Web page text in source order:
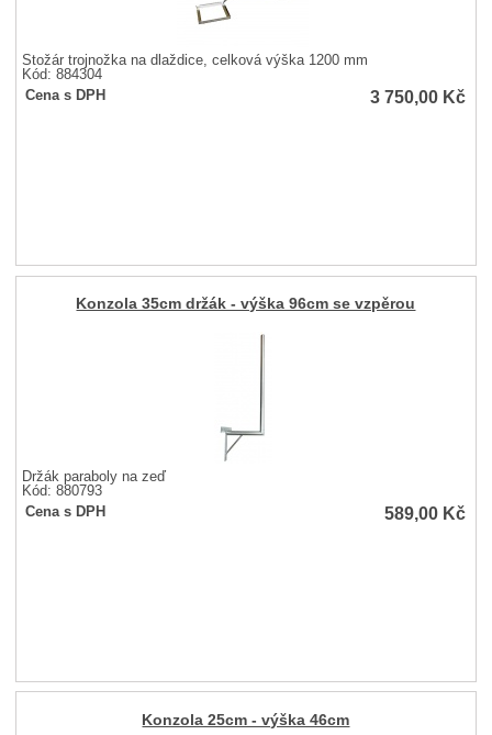
Stožár trojnožka na dlaždice, celková výška 1200 mm
Kód: 884304
Cena s DPH
3 750,00 Kč
Konzola 35cm držák - výška 96cm se vzpěrou
Držák paraboly na zeď
Kód: 880793
Cena s DPH
589,00 Kč
Konzola 25cm - výška 46cm